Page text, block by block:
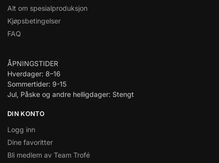
Alt om spesialproduksjon
Kjøpsbetingelser
FAQ
ÅPNINGSTIDER
Hverdager: 8–16
Sommertider: 9-15
Jul, Påske og andre helligdager: Stengt
DIN KONTO
Logg inn
Dine favoritter
Bli medlem av Team Trofé